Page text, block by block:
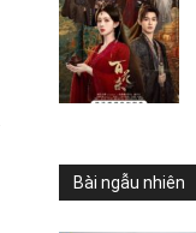
Bài ngẫu nhiên